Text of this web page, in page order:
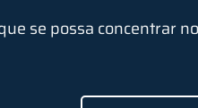
se possa concentrar